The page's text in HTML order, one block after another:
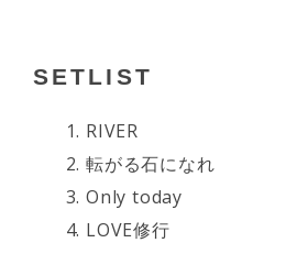
SETLIST
RIVER
転がる石になれ
Only today
LOVE修行